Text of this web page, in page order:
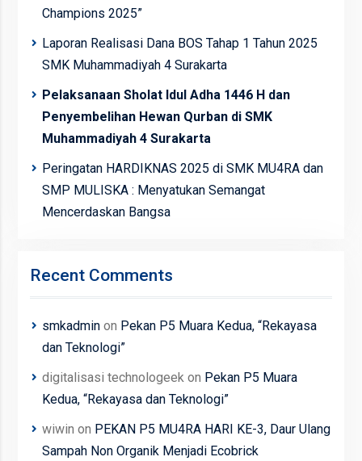
Champions 2025”
Laporan Realisasi Dana BOS Tahap 1 Tahun 2025
SMK Muhammadiyah 4 Surakarta
Pelaksanaan Sholat Idul Adha 1446 H dan
Penyembelihan Hewan Qurban di SMK
Muhammadiyah 4 Surakarta
Peringatan HARDIKNAS 2025 di SMK MU4RA dan
SMP MULISKA : Menyatukan Semangat
Mencerdaskan Bangsa
Recent Comments
smkadminon Pekan P5 Muara Kedua, “Rekayasa
dan Teknologi”
digitalisasi technologeek on Pekan P5 Muara
Kedua, “Rekayasa dan Teknologi”
wiwin on PEKAN P5 MU4RA HARI KE-3, Daur Ulang
Sampah Non Organik Menjadi Ecobrick